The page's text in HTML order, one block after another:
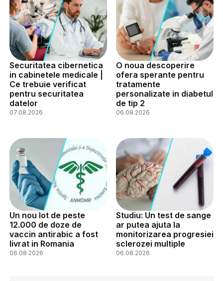
Securitatea cibernetica
in cabinetele medicale |
Ce trebuie verificat
pentru securitatea
datelor
07.08.2026
O noua descoperire
ofera sperante pentru
tratamente
personalizate in diabetul
de tip 2
06.08.2026
Un nou lot de peste
12.000 de doze de
vaccin antirabic a fost
livrat in Romania
06.08.2026
Studiu: Un test de sange
ar putea ajuta la
monitorizarea progresiei
sclerozei multiple
06.08.2026